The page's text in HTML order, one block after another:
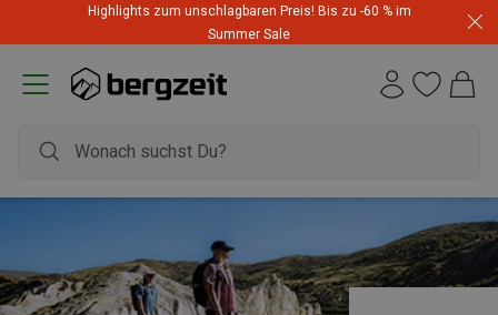
Highlights zum unschlagbaren Preis! Bis zu -60 % im
Summer Sale